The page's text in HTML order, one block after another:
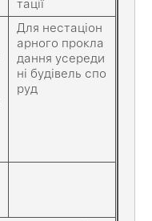
тації
Для нестаціон
арного прокла
дання усереди
ні будівель спо
руд